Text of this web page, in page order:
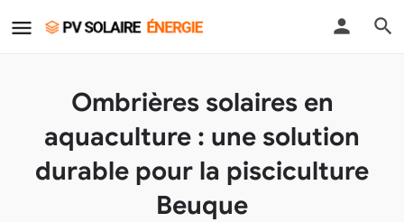
Ombrières solaires en
aquaculture : une solution
durable pour la pisciculture
Beuque